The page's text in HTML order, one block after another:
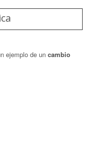
ejemplo de un cambio